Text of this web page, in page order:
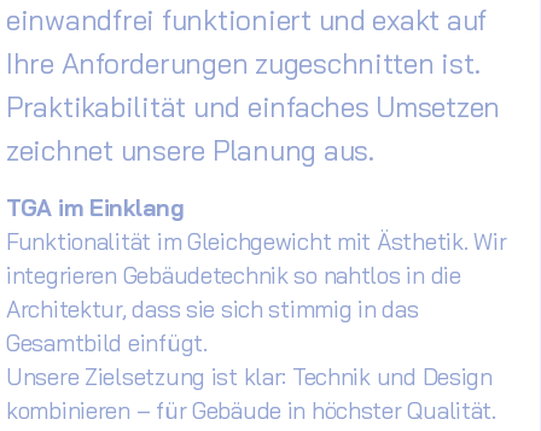
einwandfrei funktioniert und exakt auf
Ihre Anforderungen zugeschnitten ist.
Praktikabilität und einfaches Umsetzen
zeichnet unsere Planung aus.
TGA im Einklang
Funktionalität im Gleichgewicht mit Ästhetik. Wir
integrieren Gebäudetechnik so nahtlos in die
Architektur, dass sie sich stimmig in das
Gesamtbild einfügt.
Unsere Zielsetzung ist klar: Technik und Design
kombinieren – für Gebäude in höchster Qualität.